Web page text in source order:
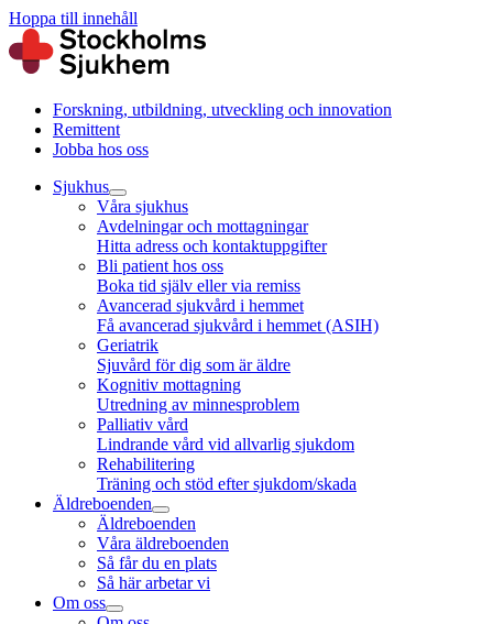
Hoppa till innehåll
Forskning, utbildning, utveckling och innovation
Remittent
Jobba hos oss
Sjukhus
Våra sjukhus
Avdelningar och mottagningar
Hitta adress och kontaktuppgifter
Bli patient hos oss
Boka tid själv eller via remiss
Avancerad sjukvård i hemmet
Få avancerad sjukvård i hemmet (ASIH)
Geriatrik
Sjuvård för dig som är äldre
Kognitiv mottagning
Utredning av minnesproblem
Palliativ vård
Lindrande vård vid allvarlig sjukdom
Rehabilitering
Träning och stöd efter sjukdom/skada
Äldreboenden
Äldreboenden
Våra äldreboenden
Så får du en plats
Så här arbetar vi
Om oss